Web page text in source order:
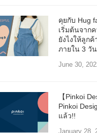
คุยกับ Hug
เริ่มต้นจาก
ยังไงให้ลูก
ภายใน 3 วั
June 30,
【Pinkoi
Pinkoi
แล้ว!!
January 28,